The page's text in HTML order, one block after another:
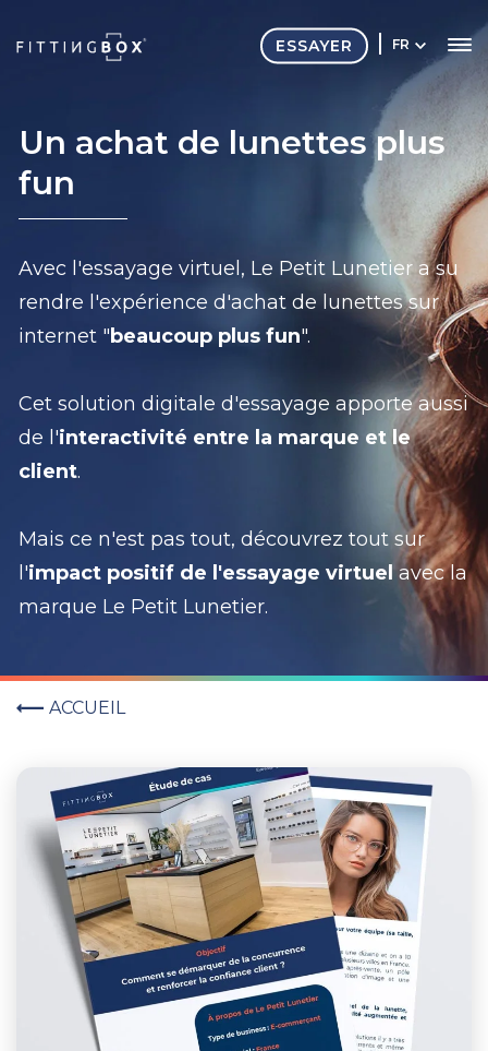
FR
ESSAYER
Un achat de lunettes plus
fun
Avec l'essayage virtuel, Le Petit Lunetier a su
rendre l'expérience d'achat de lunettes sur
internet "beaucoup plus fun".
Cet solution digitale d'essayage apporte aussi
de l'interactivité entre la marque et le
client.
Mais ce n'est pas tout, découvrez tout sur
l'impact positif de l'essayage virtuelavec la
marque Le Petit Lunetier.
ACCUEIL